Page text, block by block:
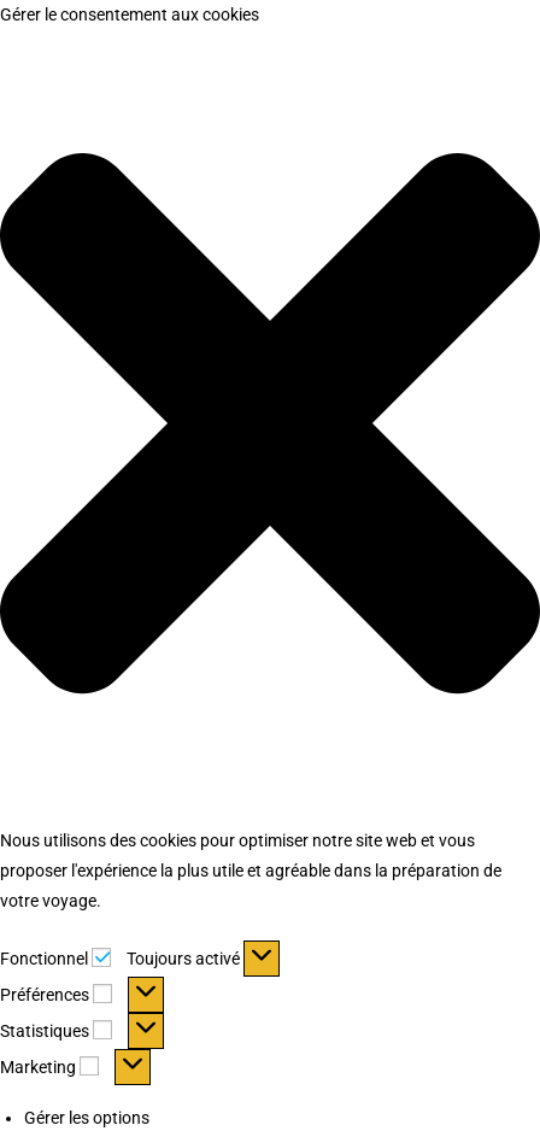
Gérer le consentement aux cookies
Nous utilisons des cookies pour optimiser notre site web et vous
proposer l'expérience la plus utile et agréable dans la préparation de
votre voyage.
Fonctionnel Fonctionnel
Toujours activé
Préférences
Préférences
Statistiques Statistiques
Marketing Marketing
Gérer les options